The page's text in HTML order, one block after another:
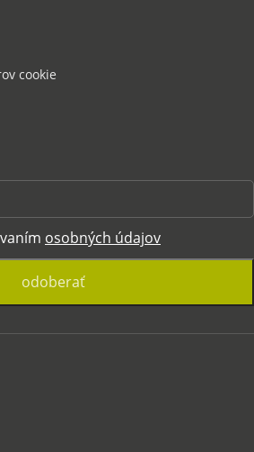
cookie
osobných údajov